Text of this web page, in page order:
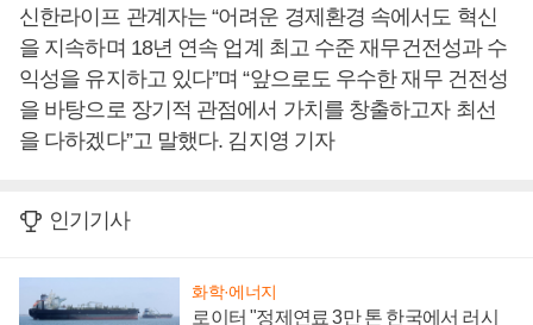
신한라이프 관계자는 “어려운 경제환경 속에서도 혁신
을 지속하며 18년 연속 업계 최고 수준 재무건전성과 수
익성을 유지하고 있다”며 “앞으로도 우수한 재무 건전성
을 바탕으로 장기적 관점에서 가치를 창출하고자 최선
을 다하겠다”고 말했다. 김지영 기자
인기기사
화학·에너지
로이터 "정제연료 3만 톤 한국에서 러시